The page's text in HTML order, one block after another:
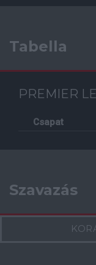
Tabella
PREMIER
Csapat
Szavazás